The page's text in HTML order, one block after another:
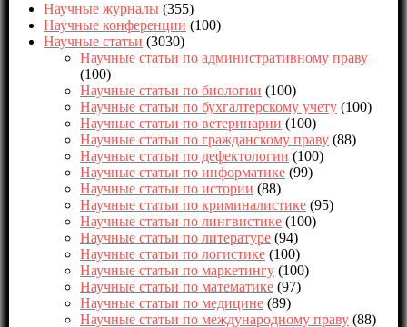
Научные журналы (355)
Научные конференции (100)
Научные статьи (3030)
Научные статьи по административному праву
(100)
Научные статьи по биологии (100)
Научные статьи по бухгалтерскому учету (100)
Научные статьи по ветеринарии (100)
Научные статьи по гражданскому праву (88)
Научные статьи по дефектологии (100)
Научные статьи по информатике (99)
Научные статьи по истории (88)
Научные статьи по криминалистике (95)
Научные статьи по лингвистике (100)
Научные статьи по литературе (94)
Научные статьи по логистике (100)
Научные статьи по маркетингу (100)
Научные статьи по математике (97)
Научные статьи по медицине (89)
Научные статьи по международному праву (88)